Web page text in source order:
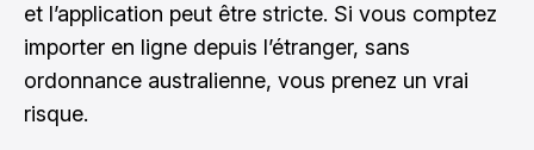
et l’application peut être stricte. Si vous comptez
importer en ligne depuis l’étranger, sans
ordonnance australienne, vous prenez un vrai
risque.